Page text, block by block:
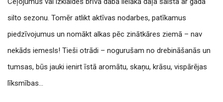
silto sezonu. Tomēr atlikt aktīvas nodarbes, patīkamus
piedzīvojumus un nomākt alkas pēc zinātkāres ziemā – nav
nekāds iemesls! Tieši otrādi – nogurušam no drebināšanās un
tumsas, būs jauki ienirt īstā aromātu, skaņu, krāsu, vispārējas
līksmības…